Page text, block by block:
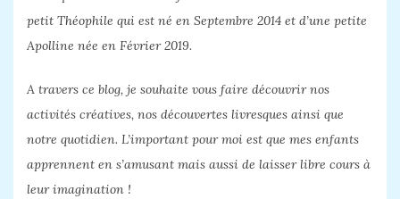
petit Théophile qui est né en Septembre 2014 et d’une petite
Apolline née en Février 2019.
A travers ce blog, je souhaite vous faire découvrir nos
activités créatives, nos découvertes livresques ainsi que
notre quotidien. L’important pour moi est que mes enfants
apprennent en s’amusant mais aussi de laisser libre cours à
leur imagination !